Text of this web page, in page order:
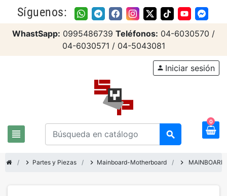
Síguenos:
WhastSapp: 0995486739 Teléfonos: 04-6030570 /
04-6030571 / 04-5043081
view_headline search
person Iniciar sesión
0
chevron_right Partes y Piezas chevron_right Mainboard-Motherboard chevron_right